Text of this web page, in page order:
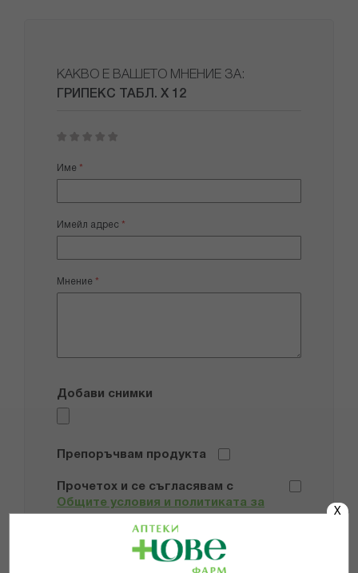
X
КАКВО Е ВАШЕТО МНЕНИЕ ЗА:
ГРИПЕКС ТАБЛ. Х 12
star
stars
stars
stars
stars
Име
Имейл адрес
Мнение
Добави снимки
Препоръчвам продукта
Прочетох и се съгласявам с
Общите условия и политиката за